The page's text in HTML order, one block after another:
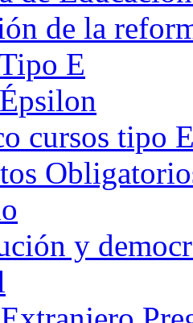
de la
E
cursos tipo
y